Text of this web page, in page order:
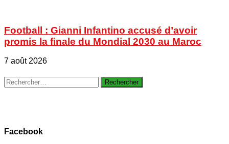
Football : Gianni Infantino accusé d’avoir
promis la finale du Mondial 2030 au Maroc
7 août 2026
Rechercher :
Facebook